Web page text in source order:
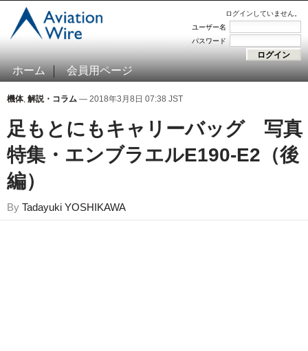
ログインしていません。
ユーザー名
パスワード
ホーム 会員用ページ
機体, 解説・コラム — 2018年3月8日 07:38 JST
足もとにもキャリーバッグ 写真
特集・エンブラエルE190-E2（後
編）
By Tadayuki YOSHIKAWA